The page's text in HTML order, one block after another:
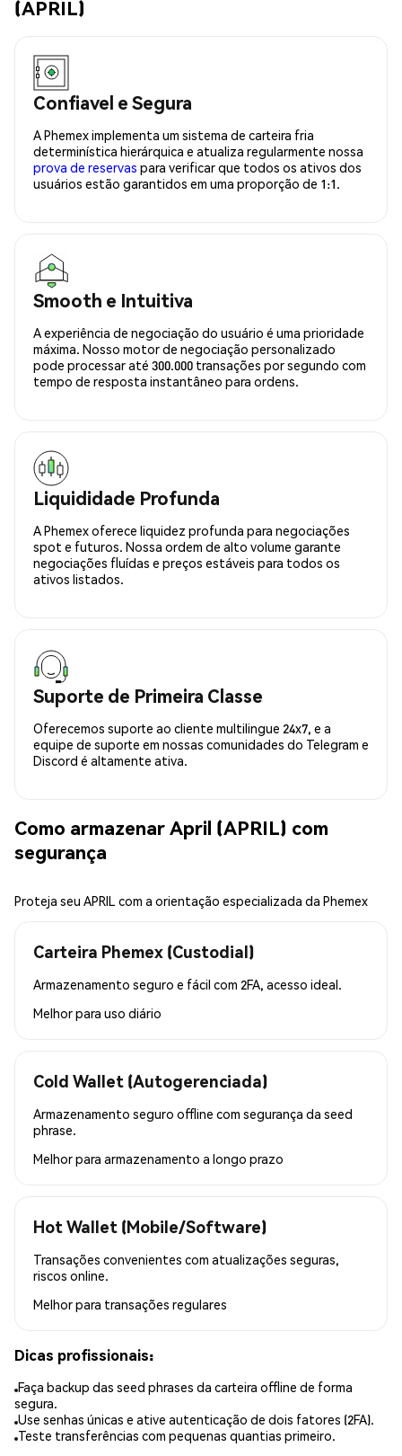
(APRIL)
Confiavel e Segura
A Phemex implementa um sistema de carteira fria
determinística hierárquica e atualiza regularmente nossa
prova de reservas para verificar que todos os ativos dos
usuários estão garantidos em uma proporção de 1:1.
Smooth e Intuitiva
A experiência de negociação do usuário é uma prioridade
máxima. Nosso motor de negociação personalizado
pode processar até 300.000 transações por segundo com
tempo de resposta instantâneo para ordens.
Liquididade Profunda
A Phemex oferece liquidez profunda para negociações
spot e futuros. Nossa ordem de alto volume garante
negociações fluídas e preços estáveis para todos os
ativos listados.
Suporte de Primeira Classe
Oferecemos suporte ao cliente multilingue 24x7, e a
equipe de suporte em nossas comunidades do Telegram e
Discord é altamente ativa.
Como armazenar April (APRIL) com
segurança
Proteja seu APRIL com a orientação especializada da Phemex
Carteira Phemex (Custodial)
Armazenamento seguro e fácil com 2FA, acesso ideal.
Melhor para uso diário
Cold Wallet (Autogerenciada)
Armazenamento seguro offline com segurança da seed
phrase.
Melhor para armazenamento a longo prazo
Hot Wallet (Mobile/Software)
Transações convenientes com atualizações seguras,
riscos online.
Melhor para transações regulares
Dicas profissionais:
Faça backup das seed phrases da carteira offline de forma
segura.
Use senhas únicas e ative autenticação de dois fatores (2FA).
Teste transferências com pequenas quantias primeiro.